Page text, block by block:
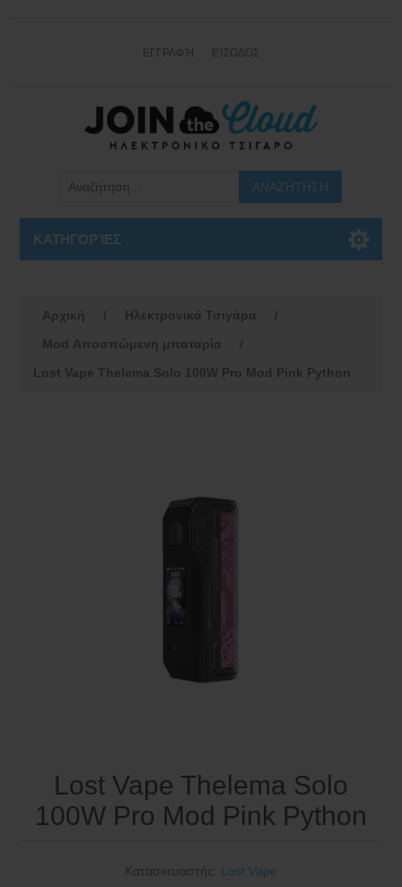
ΕΓΓΡΑΦΉ ΕΊΣΟΔΟΣ
ΚΑΤΗΓΟΡΊΕΣ
Αρχική / Ηλεκτρονικά Τσιγάρα
/
Mod Αποσπώμενη μπαταρία
/
Lost Vape Thelema Solo 100W Pro Mod Pink Python
Lost Vape Thelema Solo
100W Pro Mod Pink Python
Κατασκευαστής: Lost Vape